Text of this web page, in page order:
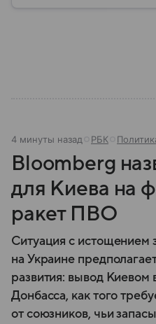
4 минуты назад РБК
Bloomberg
для Киева на
ракет ПВО
Ситуация с истощением
на Украине
развития: вывод Киевом
Донбасса, как того
от союзников, чьи